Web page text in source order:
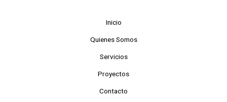
Inicio
Quienes Somos
Servicios
Proyectos
Contacto